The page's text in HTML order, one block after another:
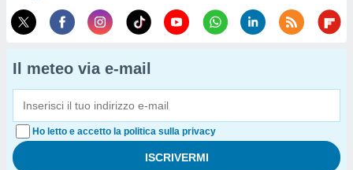
Il meteo via e-mail
Ho letto e accetto la politica sulla privacy